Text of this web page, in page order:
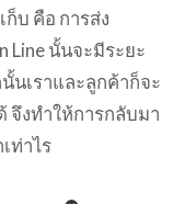
ก็บ คือ การส่ง
Line นั้นจะมีระยะ
นเราและลูกค้าก็จะ
จึงทำให้การกลับมา
ท่าไร